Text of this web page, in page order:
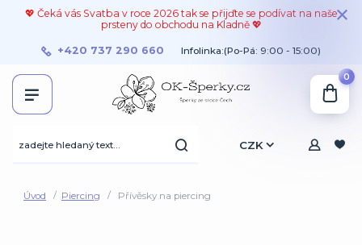
💖 Čeká vás Svatba v roce 2026 tak se přijďte se podívat na naše
prsteny do obchodu na Kladně 💖
CZK
+420 737 290 660 Infolinka:(Po-Pá: 9:00 - 15:00)
0
Úvod Piercing Přívěsky na piercing